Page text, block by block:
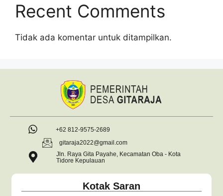
Recent Comments
Tidak ada komentar untuk ditampilkan.
+62 812-9575-2689
gitaraja2022@gmail.com
Jln. Raya Gita Payahe, Kecamatan Oba - Kota
Tidore Kepulauan
Kotak Saran